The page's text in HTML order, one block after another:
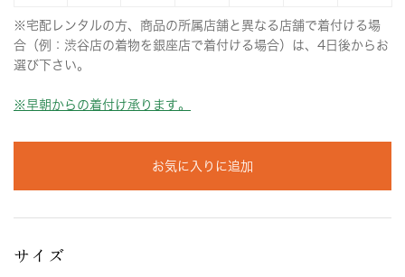
※宅配レンタルの方、商品の所属店舗と異なる店舗で着付ける場
合（例：渋谷店の着物を銀座店で着付ける場合）は、4日後からお
選び下さい。
※早朝からの着付け承ります。
お気に入りに追加
サイズ